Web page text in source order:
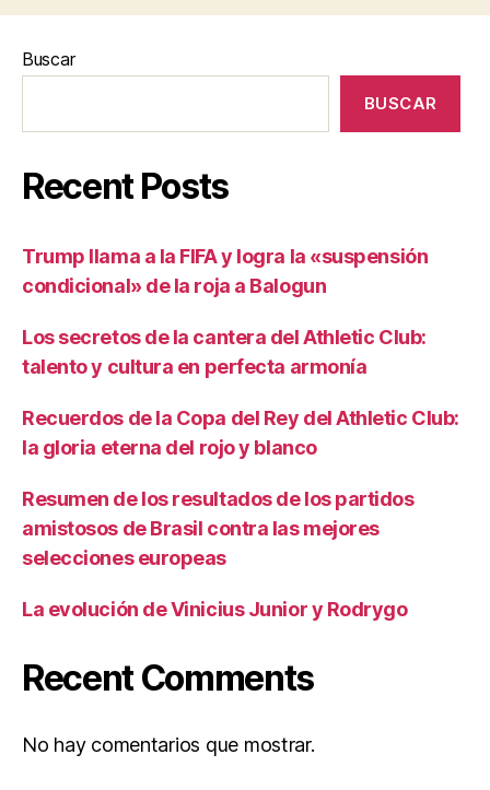
Buscar
BUSCAR
Recent Posts
Trump llama a la FIFA y logra la «suspensión
condicional» de la roja a Balogun
Los secretos de la cantera del Athletic Club:
talento y cultura en perfecta armonía
Recuerdos de la Copa del Rey del Athletic Club:
la gloria eterna del rojo y blanco
Resumen de los resultados de los partidos
amistosos de Brasil contra las mejores
selecciones europeas
La evolución de Vinicius Junior y Rodrygo
Recent Comments
No hay comentarios que mostrar.